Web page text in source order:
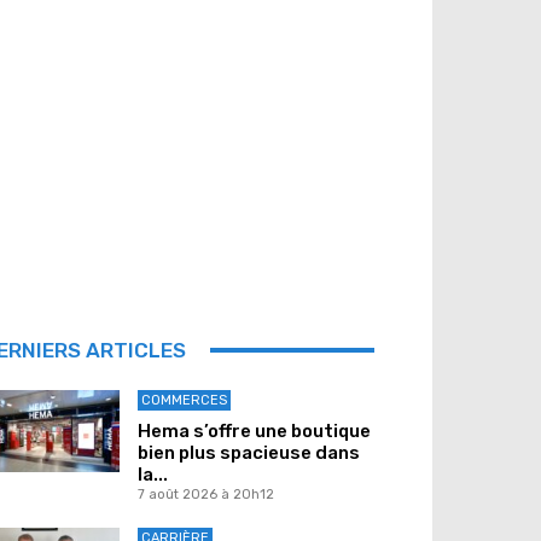
ARTICLES
COMMERCES
Hema s’offre une boutique
bien plus spacieuse dans
la...
7 août 2026 à 20h12
CARRIÈRE